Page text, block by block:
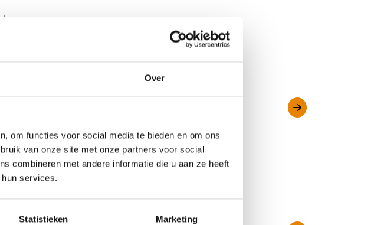
Over
om functies voor social media te bieden en om ons
van onze site met onze partners voor social
combineren met andere informatie die u aan ze heeft
services.
Statistieken Marketing